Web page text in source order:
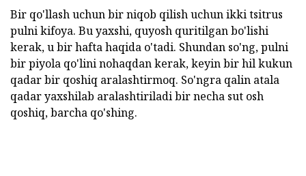
Bir qo'llash uchun bir niqob qilish uchun ikki tsitrus
pulni kifoya. Bu yaxshi, quyosh quritilgan bo'lishi
kerak, u bir hafta haqida o'tadi. Shundan so'ng, pulni
bir piyola qo'lini nohaqdan kerak, keyin bir hil kukun
qadar bir qoshiq aralashtirmoq. So'ngra qalin atala
qadar yaxshilab aralashtiriladi bir necha sut osh
qoshiq, barcha qo'shing.